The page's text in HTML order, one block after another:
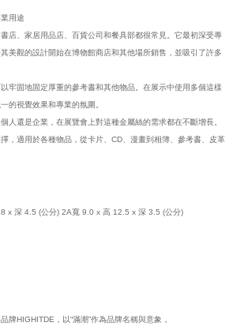
用途
店、家居用品店、百貨公司和餐具部都很常見。它最初深受專
美觀的設計開始在博物館商店和其他場所銷售，並吸引了許多
牢固地固定厚重的參考書和其他物品。在展示中使用多個這樣
的視覺效果和專業的氛圍。
人還是企業，在展覽會上對這種金屬絲的需求都在不斷增長。
，適用於各種物品，從卡片、CD、漫畫到相簿、參考書、皮革
x 深 4.5 (公分) 2A寬 9.0 x 高 12.5 x 深 3.5 (公分)
牌HIGHITDE，以“滿潮”作為品牌名稱與意象，